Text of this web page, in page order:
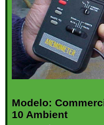
Modelo:
10 Ambient